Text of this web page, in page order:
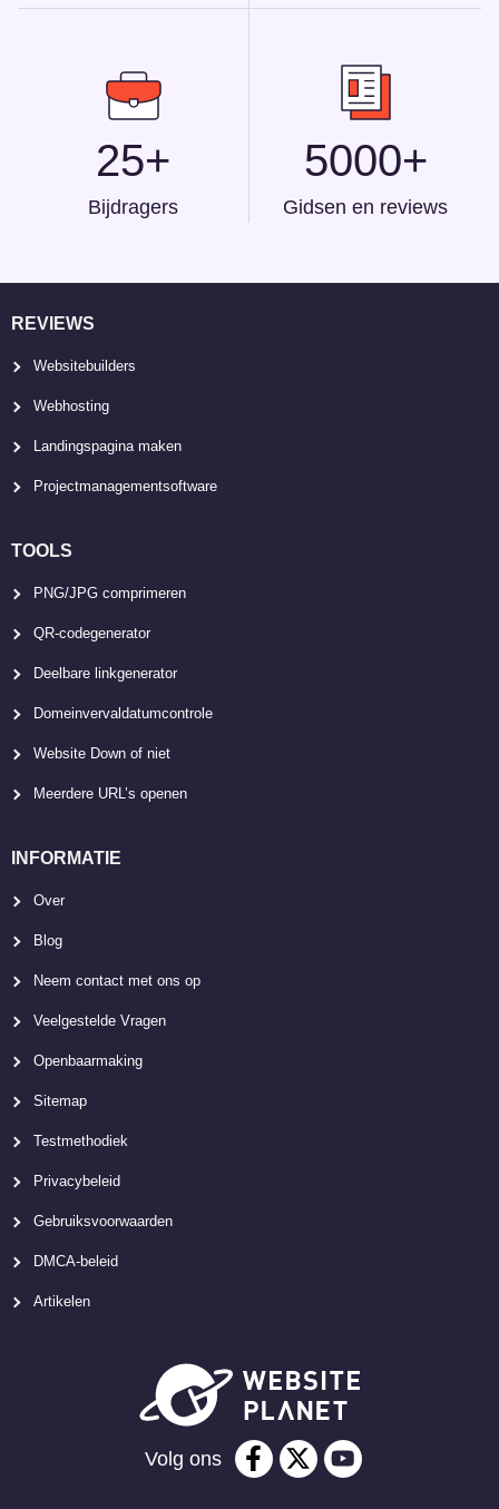
25+
Bijdragers
5000+
Gidsen en reviews
REVIEWS
Websitebuilders
Webhosting
Landingspagina maken
Projectmanagementsoftware
TOOLS
PNG/JPG comprimeren
QR-codegenerator
Deelbare linkgenerator
Domeinvervaldatumcontrole
Website Down of niet
Meerdere URL’s openen
INFORMATIE
Over
Blog
Neem contact met ons op
Veelgestelde Vragen
Openbaarmaking
Sitemap
Testmethodiek
Privacybeleid
Gebruiksvoorwaarden
DMCA-beleid
Artikelen
Volg ons